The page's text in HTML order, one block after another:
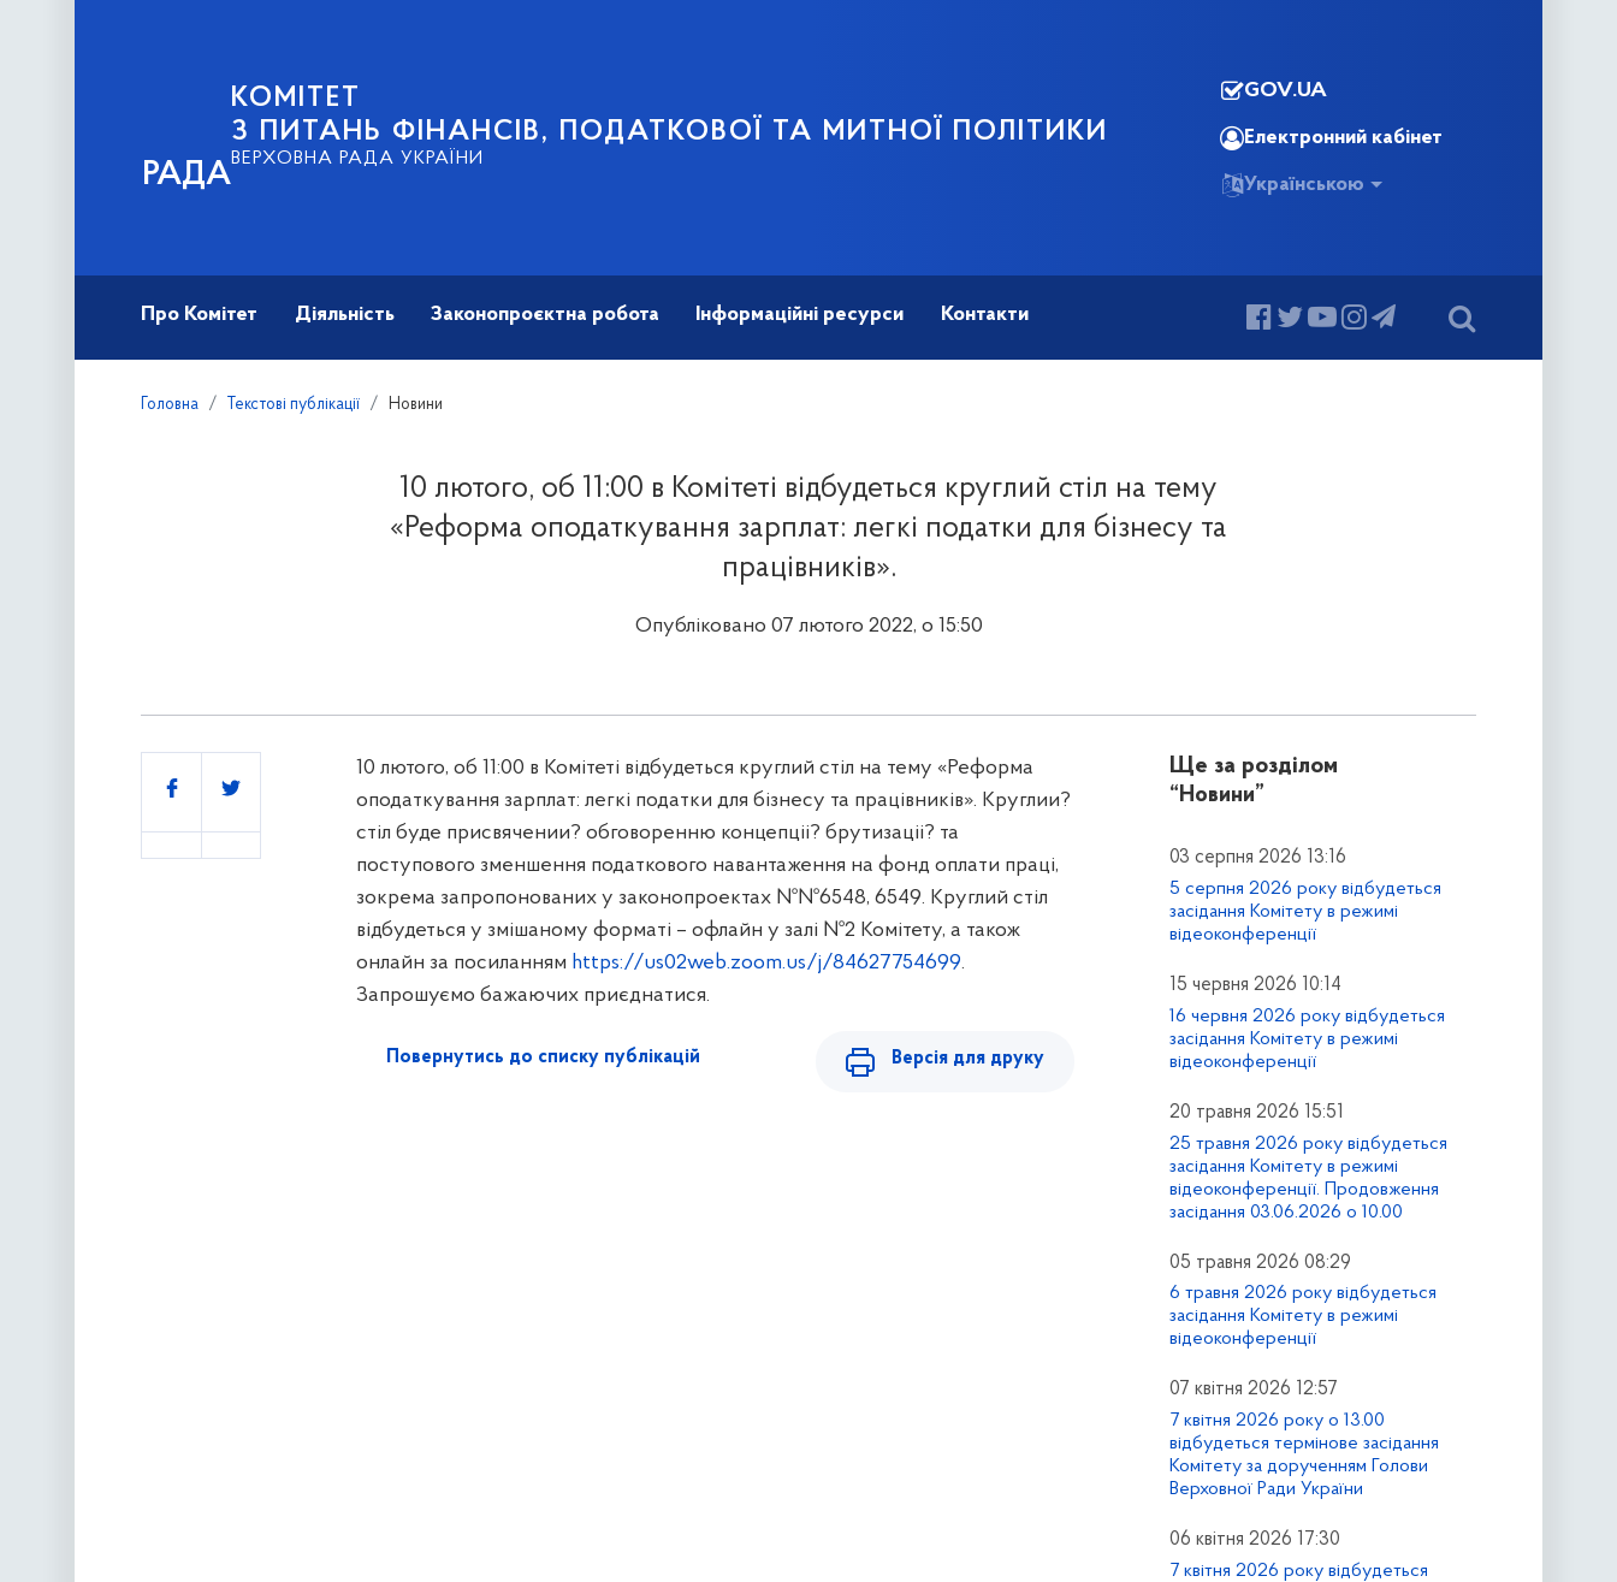
РАДА
КОМІТЕТ
З ПИТАНЬ ФІНАНСІВ, ПОДАТКОВОЇ ТА МИТНОЇ ПОЛІТИКИ
ВЕРХОВНА РАДА УКРАЇНИ
GOV.UA
Електронний кабінет
Українською
Про Комітет Діяльність Законопроєктна робота Інформаційні ресурси Контакти
Головна Текстові публікації Новини
10 лютого, об 11:00 в Комітеті відбудеться круглий стіл на тему
«Реформа оподаткування зарплат: легкі податки для бізнесу та
працівників».
Опубліковано 07 лютого 2022, о 15:50
10 лютого, об 11:00 в Комітеті відбудеться круглий стіл на тему «Реформа
оподаткування зарплат: легкі податки для бізнесу та працівників». Круглии?
стіл буде присвячении? обговоренню концепціі? брутизаціі? та
поступового зменшення податкового навантаження на фонд оплати праці,
зокрема запропонованих у законопроектах №№6548, 6549. Круглий стіл
відбудеться у змішаному форматі – офлайн у залі №2 Комітету, а також
онлайн за посиланням https://us02web.zoom.us/j/84627754699.
Запрошуємо бажаючих приєднатися.
Поділитись
Повернутись до списку публікацій Версія для друку
Ще за розділом
“Новини”
03 серпня 2026 13:16
5 серпня 2026 року відбудеться
засідання Комітету в режимі
відеоконференції
15 червня 2026 10:14
16 червня 2026 року відбудеться
засідання Комітету в режимі
відеоконференції
20 травня 2026 15:51
25 травня 2026 року відбудеться
засідання Комітету в режимі
відеоконференції. Продовження
засідання 03.06.2026 о 10.00
05 травня 2026 08:29
6 травня 2026 року відбудеться
засідання Комітету в режимі
відеоконференції
07 квітня 2026 12:57
7 квітня 2026 року о 13.00
відбудеться термінове засідання
Комітету за дорученням Голови
Верховної Ради України
06 квітня 2026 17:30
7 квітня 2026 року відбудеться